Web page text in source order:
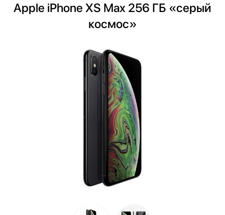
Apple iPhone XS Max 256 ГБ «серый
космос»